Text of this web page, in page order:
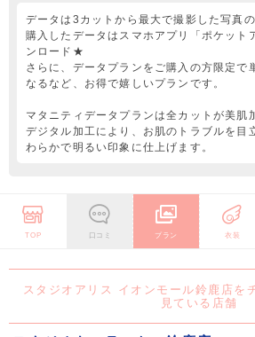
データは3カットから最大で撮影した写真
購入したデータはスマホアプリ「ポケット
ンロード★
さらに、データプランをご購入の方限定で
なるなど、お得で嬉しいプランです。
マタニティデータプランは全カットが美肌
デジタル加工により、お肌のトラブルを目
わらかで明るい印象に仕上げます。
TOP 口コミ プラン 衣装
スタジオアリス イオンモール鈴鹿店を
見ている店舗